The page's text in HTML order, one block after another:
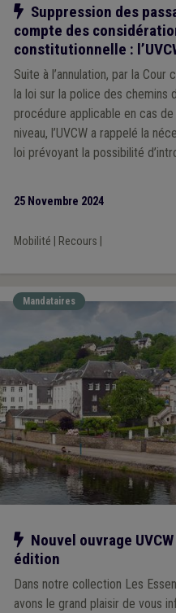
Notre action
Suppression des
compte des
constitutionnelle :
Suite à l’annulation, par la
la loi sur la police des chemins
procédure applicable en cas
niveau, l’UVCW a rappelé la
loi prévoyant la possibilité
25 Novembre 2024
Mobilité Recours
Mandataires
Notre action
Nouvel ouvrage
édition
Dans notre collection Les
avons le grand plaisir de vous